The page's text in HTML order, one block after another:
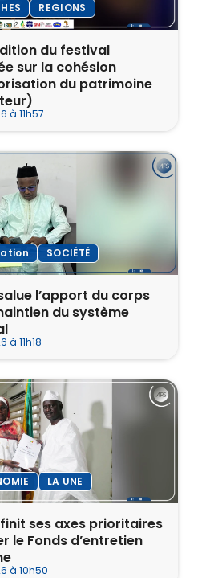
REGIONS
du festival
sur la cohésion
du patrimoine
à 11h57
SOCIÉTÉ
l’apport du corps
du système
à 11h18
LA UNE
ses axes prioritaires
le Fonds d’entretien
à 10h50